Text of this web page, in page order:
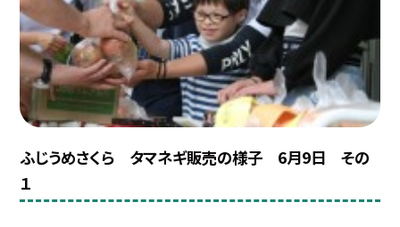
ふじうめさくら タマネギ販売の様子 6月9日 その
１